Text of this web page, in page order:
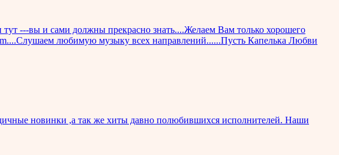
---вы и сами должны прекрасно знать....Желаем Вам только хорошего
любимую музыку всех направлений......Пусть Капелька Любви
новинки ,а так же хиты давно полюбившихся исполнителей. Наши